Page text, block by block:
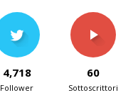
4,718
Follower
60
Sottoscrittori